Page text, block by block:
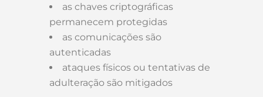
as chaves criptográficas
permanecem protegidas
as comunicações são
autenticadas
ataques físicos ou tentativas de
adulteração são mitigados